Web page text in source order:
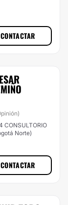
CONTACTAR
CONSULTORIO
Norte)
CONTACTAR